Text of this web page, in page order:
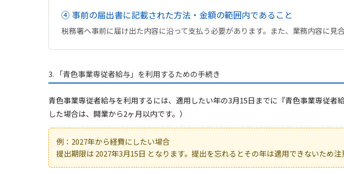
④ 事前の届出書に記載された方法・金額の範囲内であること
税務署へ事前に届け出た内容に沿って支払う必要があります。また、業務内容に見
3. 「青色事業専従者給与」を利用するための手続き
青色事業専従者給与を利用するには、適用したい年の3月15日までに 『青色事業専従者
した場合は、開業から2ヶ月以内です。）
例：2027年から経費にしたい場合
提出期限は 2027年3月15日 となります。提出を忘れるとその年は適用できないため注